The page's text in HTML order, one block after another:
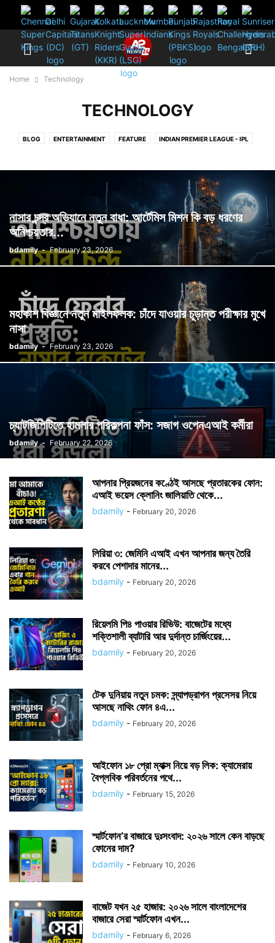
Home Technology
TECHNOLOGY
BLOG ENTERTAINMENT FEATURE INDIAN PREMIER LEAGUE - IPL
SPORTS TECHNOLOGY VIDEOS
নাসার চন্দ্র অভিযানে নতুন বাধা: আর্টেমিস মিশন কি বড় ধরণের
অনিশ্চয়তার...
bdamily - February 23, 2026
মহাকাশ বিজ্ঞানে নতুন মাইলফলক: চাঁদে যাওয়ার চূড়ান্ত পরীক্ষার মুখে
নাসা
bdamily - February 23, 2026
চ্যাটজিপিটিতে হামলার পরিকল্পনা ফাঁস: সজাগ ওপেনএআই কর্মীরা
bdamily - February 22, 2026
আপনার প্রিয়জনের কণ্ঠেই আসছে প্রতারকের ফোন:
এআই ভয়েস ক্লোনিং জালিয়াতি থেকে...
bdamily - February 20, 2026
লিরিয়া ৩: জেমিনি এআই এখন আপনার জন্য তৈরি
করবে পেশাদার মানের...
bdamily - February 20, 2026
রিয়েলমি পি৪ পাওয়ার রিভিউ: বাজেটের মধ্যে
শক্তিশালী ব্যাটারি আর দুর্দান্ত চার্জিংয়ের...
bdamily - February 20, 2026
টেক দুনিয়ায় নতুন চমক: স্ন্যাপড্রাগন প্রসেসর নিয়ে
আসছে নাথিং ফোন ৪এ...
bdamily - February 20, 2026
আইফোন ১৮ প্রো ম্যাক্স নিয়ে বড় লিক: ক্যামেরায়
বৈপ্লবিক পরিবর্তনের পথে...
bdamily - February 15, 2026
স্মার্টফোন’র বাজারে দুঃসংবাদ: ২০২৬ সালে কেন বাড়ছে
ফোনের দাম?
bdamily - February 10, 2026
বাজেট যখন ২৫ হাজার: ২০২৬ সালে বাংলাদেশের
বাজারে সেরা স্মার্টফোন এখন...
bdamily - February 6, 2026